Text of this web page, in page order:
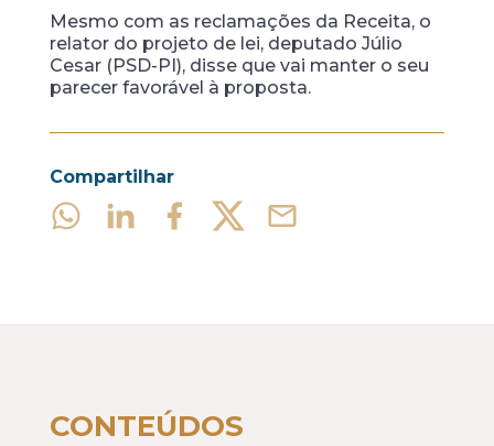
Mesmo com as reclamações da Receita, o
relator do projeto de lei, deputado Júlio
Cesar (PSD-PI), disse que vai manter o seu
parecer favorável à proposta.
Compartilhar
CONTEÚDOS